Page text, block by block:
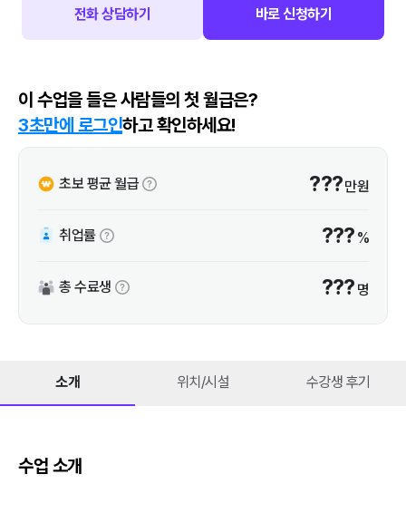
전화 상담하기 바로 신청하기
이 수업을 들은 사람들의 첫 월급은?
3초만에 로그인하고 확인하세요!
초보 평균 월급 ???만원
취업률 ??? %
총 수료생 ??? 명
소개 위치/시설 수강생 후기
수업 소개